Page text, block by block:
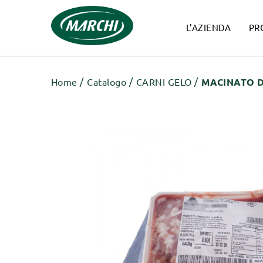
L'AZIENDA
Home Catalogo CARNI GELO MACINATO